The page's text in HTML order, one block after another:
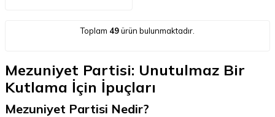
Toplam 49ürün bulunmaktadır.
Mezuniyet Partisi: Unutulmaz Bir
Kutlama İçin İpuçları
Mezuniyet Partisi Nedir?